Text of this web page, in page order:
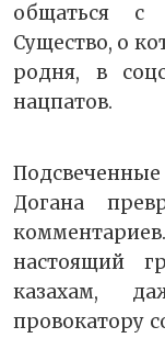
общаться с
Существо, о
родня, в
нацпатов.
Догана
настоящий
казахам,
провокатору